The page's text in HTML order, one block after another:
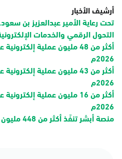
أرشيف الأخبار
تحت رعاية الأمير عبدالعزيز بن
التحول الرقمي والخدمات
أكثر من 48 مليون عملية
2026م
أكثر من 43 مليون عملية
2026م
أكثر من 16 مليون عملية
2026م
منصة أبشر تنفّذ أكثر من 448 مليون عملية إلكترونية في 2025م